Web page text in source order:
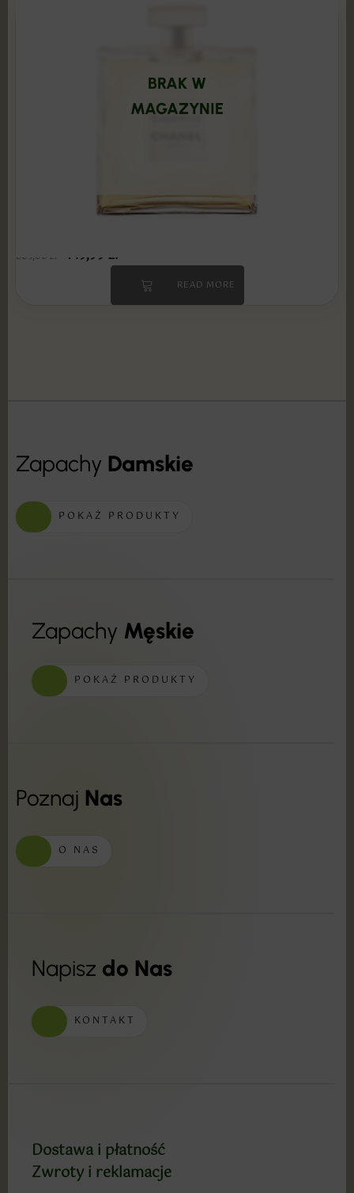
BRAK W
MAGAZYNIE
Chanel - Gabrielle 100 ml Edp PRODUKT
509,00 zł 149,99 zł
READ MORE
Zapachy Damskie
POKAŻ PRODUKTY
Zapachy Męskie
POKAŻ PRODUKTY
Poznaj Nas
O NAS
Napisz do Nas
KONTAKT
Dostawa i płatność
Zwroty i reklamacje